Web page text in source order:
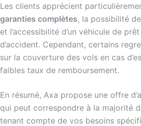
Les clients apprécient
garanties complètes, la possibilité
et l’accessibilité d’un véhicule de
d’accident. Cependant, certains
sur la couverture des vols en cas
faibles taux de remboursement.
En résumé, Axa propose une offre
qui peut correspondre à la majorité
tenant compte de vos besoins